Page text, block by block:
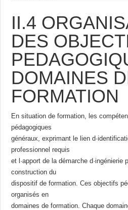
II.4
DES
DOMAINES
FORMATION
En situation de formation, les
pédagogiques
généraux, exprimant le lien
professionnel requis
et l·apport de la démarche d·ingénierie
construction du
dispositif de formation. Ces objectifs
organisés en
domaines de formation. Chaque